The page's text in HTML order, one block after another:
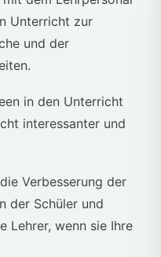
Unterricht zur
und der
in den Unterricht
interessanter und
Verbesserung der
der Schüler und
Lehrer, wenn sie Ihre